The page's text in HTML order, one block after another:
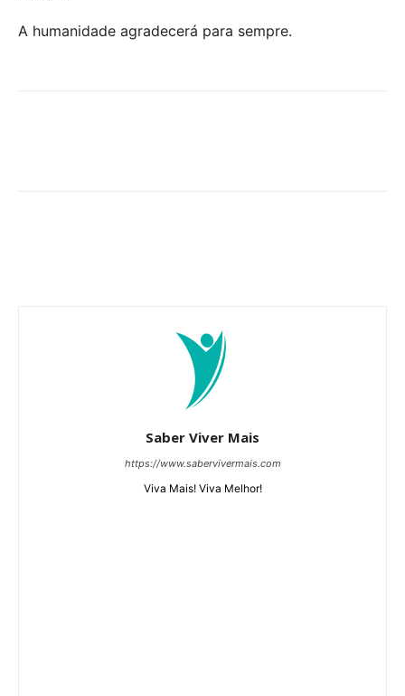
A humanidade agradecerá para sempre.
Saber Viver Mais
https://www.sabervivermais.com
Viva Mais! Viva Melhor!